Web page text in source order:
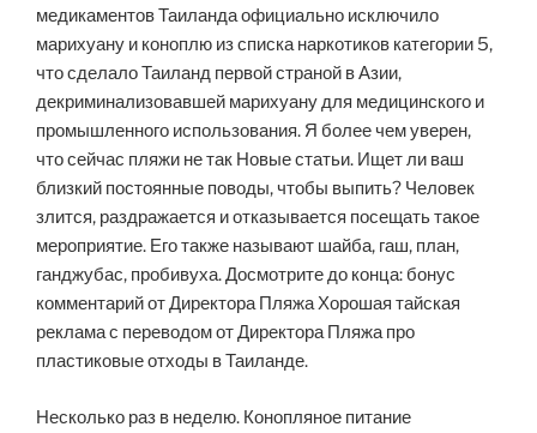
медикаментов Таиланда официально исключило
марихуану и коноплю из списка наркотиков категории 5,
что сделало Таиланд первой страной в Азии,
декриминализовавшей марихуану для медицинского и
промышленного использования. Я более чем уверен,
что сейчас пляжи не так Новые статьи. Ищет ли ваш
близкий постоянные поводы, чтобы выпить? Человек
злится, раздражается и отказывается посещать такое
мероприятие. Его также называют шайба, гаш, план,
ганджубас, пробивуха. Досмотрите до конца: бонус
комментарий от Директора Пляжа Хорошая тайская
реклама с переводом от Директора Пляжа про
пластиковые отходы в Таиланде.
Несколько раз в неделю. Конопляное питание